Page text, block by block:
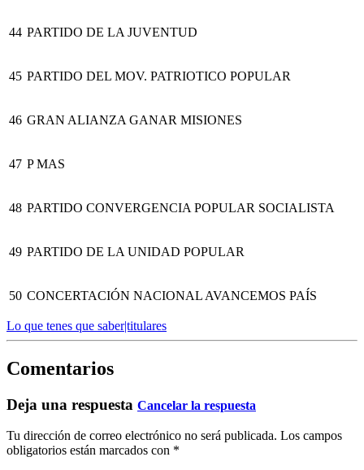
44 PARTIDO DE LA JUVENTUD
45 PARTIDO DEL MOV. PATRIOTICO POPULAR
46 GRAN ALIANZA GANAR MISIONES
47 P MAS
48 PARTIDO CONVERGENCIA POPULAR SOCIALISTA
49 PARTIDO DE LA UNIDAD POPULAR
50 CONCERTACIÓN NACIONAL AVANCEMOS PAÍS
Lo que tenes que saber|titulares
Comentarios
Deja una respuesta Cancelar la respuesta
Tu dirección de correo electrónico no será publicada. Los campos
obligatorios están marcados con *